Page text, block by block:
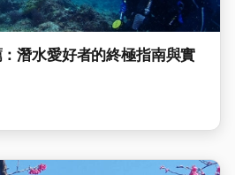
潛水愛好者的終極指南與實